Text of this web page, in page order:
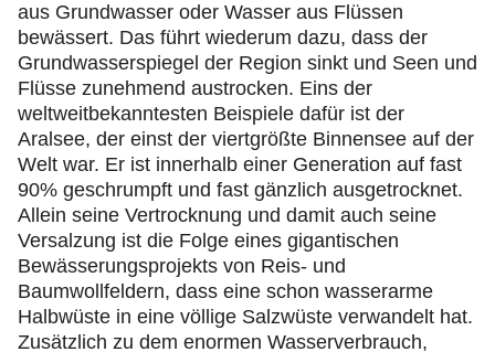
aus Grundwasser oder Wasser aus Flüssen
bewässert. Das führt wiederum dazu, dass der
Grundwasserspiegel der Region sinkt und Seen und
Flüsse zunehmend austrocken. Eins der
weltweitbekanntesten Beispiele dafür ist der
Aralsee, der einst der viertgrößte Binnensee auf der
Welt war. Er ist innerhalb einer Generation auf fast
90% geschrumpft und fast gänzlich ausgetrocknet.
Allein seine Vertrocknung und damit auch seine
Versalzung ist die Folge eines gigantischen
Bewässerungsprojekts von Reis- und
Baumwollfeldern, dass eine schon wasserarme
Halbwüste in eine völlige Salzwüste verwandelt hat.
Zusätzlich zu dem enormen Wasserverbrauch,